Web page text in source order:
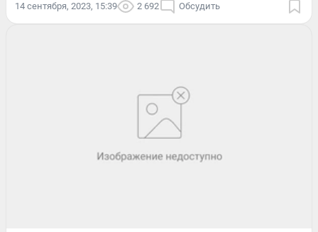
14 сентября, 2023, 15:39 2 692 Обсудить